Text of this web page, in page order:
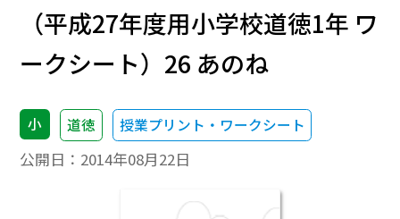
（平成27年度用小学校道徳1年 ワ
ークシート）26 あのね
小 道徳 授業プリント・ワークシート
公開日： 2014年08月22日